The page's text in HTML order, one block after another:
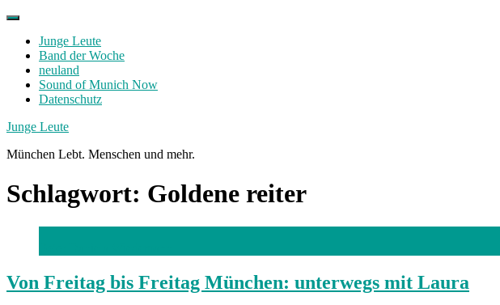
Skip
contentJunge Leute
Band der Woche
neuland
Sound of Munich Now
Datenschutz
Facebook
Twitter
Instagram
Junge Leute
München Lebt. Menschen und mehr.
Schlagwort: Goldene reiter
Von Freitag bis Freitag München: unterwegs mit Laura